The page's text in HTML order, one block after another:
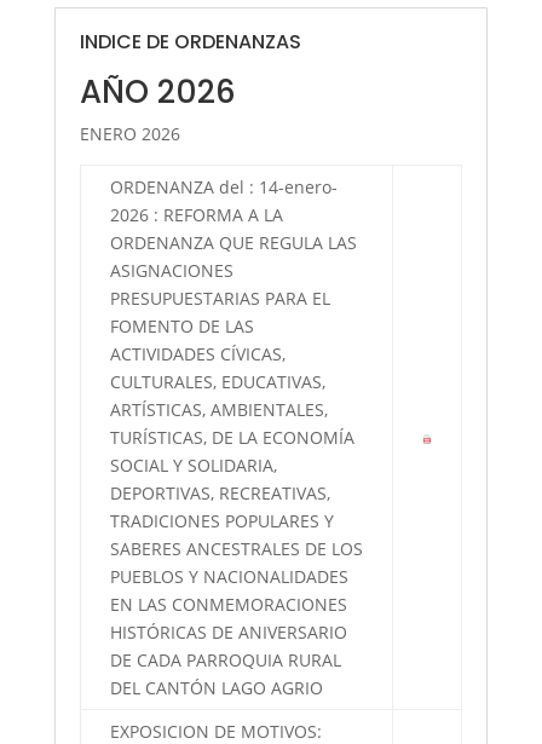
INDICE DE ORDENANZAS
AÑO 2026
ENERO 2026
ORDENANZA del : 14-enero-
2026 : REFORMA A LA
ORDENANZA QUE REGULA LAS
ASIGNACIONES
PRESUPUESTARIAS PARA EL
FOMENTO DE LAS
ACTIVIDADES CÍVICAS,
CULTURALES, EDUCATIVAS,
ARTÍSTICAS, AMBIENTALES,
TURÍSTICAS, DE LA ECONOMÍA
SOCIAL Y SOLIDARIA,
DEPORTIVAS, RECREATIVAS,
TRADICIONES POPULARES Y
SABERES ANCESTRALES DE LOS
PUEBLOS Y NACIONALIDADES
EN LAS CONMEMORACIONES
HISTÓRICAS DE ANIVERSARIO
DE CADA PARROQUIA RURAL
DEL CANTÓN LAGO AGRIO
EXPOSICION DE MOTIVOS: